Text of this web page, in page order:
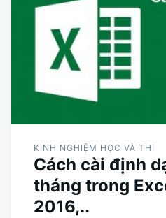
KINH NGHIỆM HỌC VÀ THI
Cách cài định
tháng trong
2016,..